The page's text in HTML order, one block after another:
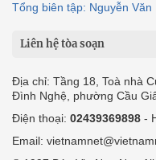
Tổng biên tập: Nguyễn Văn
Liên hệ tòa soạn
Địa chỉ: Tầng 18, Toà nhà
Đình Nghệ, phường Cầu
Điện thoại: 02439369898 -
Email: